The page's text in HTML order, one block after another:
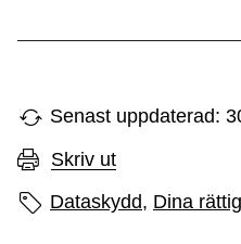
Senast uppdaterad:
Skriv ut
Sidans etiketter
Dataskydd, Dina